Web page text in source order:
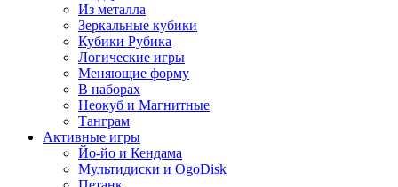
Из металла
Зеркальные кубики
Кубики Рубика
Логические игры
Меняющие форму
В наборах
Неокуб и Магнитные
Танграм
Активные игры
Йо-йо и Кендама
Мультидиски и OgoDisk